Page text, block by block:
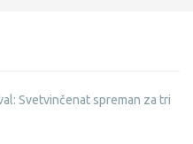
Svetvinčenat spreman za tri